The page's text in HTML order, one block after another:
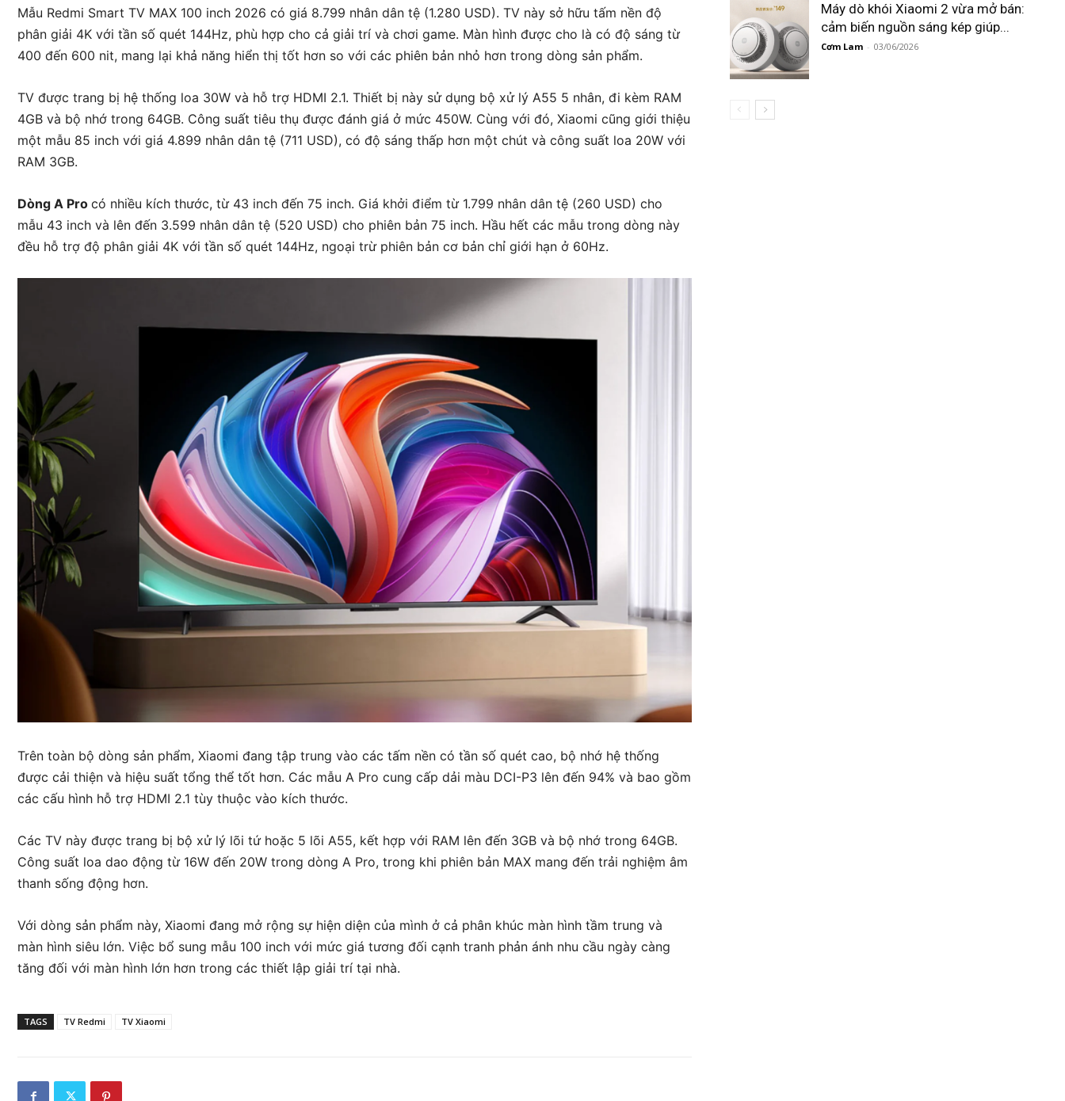
Mẫu Redmi Smart TV MAX 100 inch 2026 có giá 8.799 nhân dân tệ (1.280 USD). TV này sở hữu tấm nền độ
phân giải 4K với tần số quét 144Hz, phù hợp cho cả giải trí và chơi game. Màn hình được cho là có độ sáng từ
400 đến 600 nit, mang lại khả năng hiển thị tốt hơn so với các phiên bản nhỏ hơn trong dòng sản phẩm.
TV được trang bị hệ thống loa 30W và hỗ trợ HDMI 2.1. Thiết bị này sử dụng bộ xử lý A55 5 nhân, đi kèm RAM
4GB và bộ nhớ trong 64GB. Công suất tiêu thụ được đánh giá ở mức 450W. Cùng với đó, Xiaomi cũng giới thiệu
một mẫu 85 inch với giá 4.899 nhân dân tệ (711 USD), có độ sáng thấp hơn một chút và công suất loa 20W với
RAM 3GB.
Dòng A Pro có nhiều kích thước, từ 43 inch đến 75 inch. Giá khởi điểm từ 1.799 nhân dân tệ (260 USD) cho
mẫu 43 inch và lên đến 3.599 nhân dân tệ (520 USD) cho phiên bản 75 inch. Hầu hết các mẫu trong dòng này
đều hỗ trợ độ phân giải 4K với tần số quét 144Hz, ngoại trừ phiên bản cơ bản chỉ giới hạn ở 60Hz.
Trên toàn bộ dòng sản phẩm, Xiaomi đang tập trung vào các tấm nền có tần số quét cao, bộ nhớ hệ thống
được cải thiện và hiệu suất tổng thể tốt hơn. Các mẫu A Pro cung cấp dải màu DCI-P3 lên đến 94% và bao gồm
các cấu hình hỗ trợ HDMI 2.1 tùy thuộc vào kích thước.
Các TV này được trang bị bộ xử lý lõi tứ hoặc 5 lõi A55, kết hợp với RAM lên đến 3GB và bộ nhớ trong 64GB.
Công suất loa dao động từ 16W đến 20W trong dòng A Pro, trong khi phiên bản MAX mang đến trải nghiệm âm
thanh sống động hơn.
Với dòng sản phẩm này, Xiaomi đang mở rộng sự hiện diện của mình ở cả phân khúc màn hình tầm trung và
màn hình siêu lớn. Việc bổ sung mẫu 100 inch với mức giá tương đối cạnh tranh phản ánh nhu cầu ngày càng
tăng đối với màn hình lớn hơn trong các thiết lập giải trí tại nhà.
TAGS TV Redmi TV Xiaomi
Máy dò khói Xiaomi 2 vừa mở bán:
cảm biến nguồn sáng kép giúp...
Cơm Lam - 03/06/2026